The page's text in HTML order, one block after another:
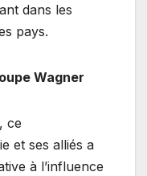
dans les
pays.
Wagner
ce
et ses alliés a
à l’influence